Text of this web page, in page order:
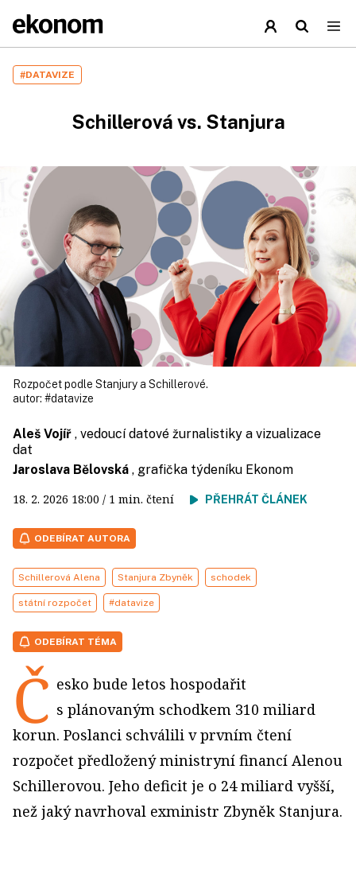
#DATAVIZE
Schillerová vs. Stanjura
Rozpočet podle Stanjury a Schillerové.
autor: #datavize
Aleš Vojíř , vedoucí datové žurnalistiky a vizualizace
dat
Jaroslava Bělovská , grafička týdeníku Ekonom
18. 2. 2026 18:00 / 1 min. čtení PŘEHRÁT ČLÁNEK
ODEBÍRAT AUTORA
Schillerová Alena Stanjura Zbyněk schodek
státní rozpočet #datavize
ODEBÍRAT TÉMA
Č esko bude letos hospodařit
s plánovaným schodkem 310 miliard
korun. Poslanci schválili v prvním čtení
rozpočet předložený ministryní financí Alenou
Schillerovou. Jeho deficit je o 24 miliard vyšší,
než jaký navrhoval exministr Zbyněk Stanjura.